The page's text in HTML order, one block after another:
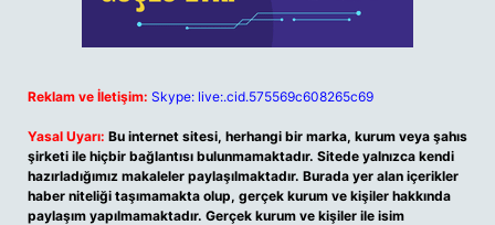
Reklam ve İletişim: Skype: live:.cid.575569c608265c69
Yasal Uyarı: Bu internet sitesi, herhangi bir marka, kurum veya şahıs
şirketi ile hiçbir bağlantısı bulunmamaktadır. Sitede yalnızca kendi
hazırladığımız makaleler paylaşılmaktadır. Burada yer alan içerikler
haber niteliği taşımamakta olup, gerçek kurum ve kişiler hakkında
paylaşım yapılmamaktadır. Gerçek kurum ve kişiler ile isim